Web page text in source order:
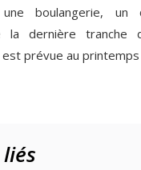
une boulangerie, un
la dernière tranche
prévue au printemps